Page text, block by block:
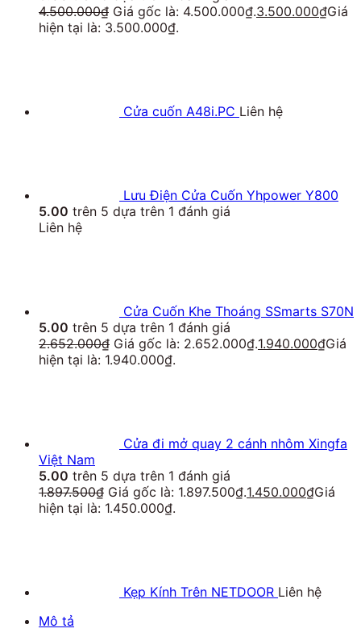
4.500.000₫ Giá gốc là: 4.500.000₫.3.500.000₫Giá
hiện tại là: 3.500.000₫.
Cửa cuốn A48i.PC Liên hệ
Lưu Điện Cửa Cuốn Yhpower Y800
5.00 trên 5 dựa trên 1 đánh giá
Liên hệ
Cửa Cuốn Khe Thoáng SSmarts S70N
5.00 trên 5 dựa trên 1 đánh giá
2.652.000₫ Giá gốc là: 2.652.000₫.1.940.000₫Giá
hiện tại là: 1.940.000₫.
Cửa đi mở quay 2 cánh nhôm Xingfa
Việt Nam
5.00 trên 5 dựa trên 1 đánh giá
1.897.500₫ Giá gốc là: 1.897.500₫.1.450.000₫Giá
hiện tại là: 1.450.000₫.
Kẹp Kính Trên NETDOOR Liên hệ
Mô tả